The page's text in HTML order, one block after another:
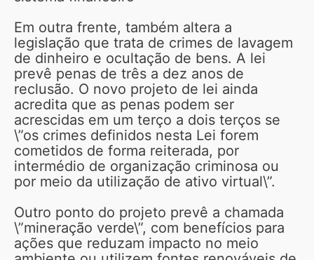
Em outra frente, também altera a
legislação que trata de crimes de lavagem
de dinheiro e ocultação de bens. A lei
prevê penas de três a dez anos de
reclusão. O novo projeto de lei ainda
acredita que as penas podem ser
acrescidas em um terço a dois terços se
\”os crimes definidos nesta Lei forem
cometidos de forma reiterada, por
intermédio de organização criminosa ou
por meio da utilização de ativo virtual\”.
Outro ponto do projeto prevê a chamada
\”mineração verde\”, com benefícios para
ações que reduzam impacto no meio